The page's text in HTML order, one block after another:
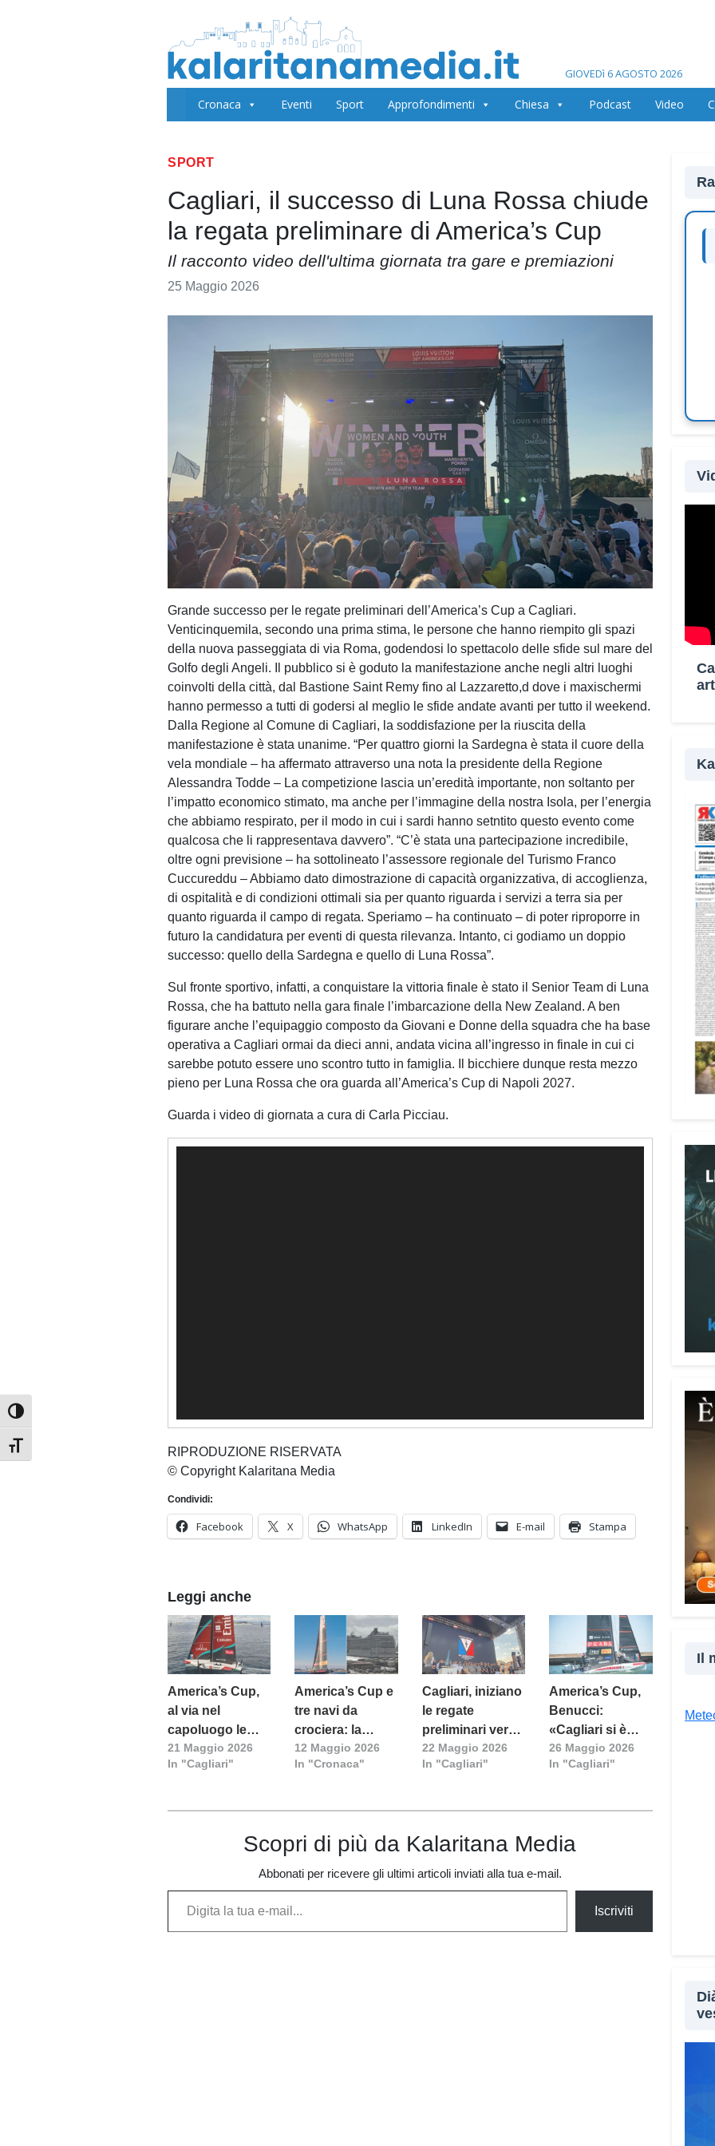
Attiva/disattiva alto contrasto
Attiva/disattiva dimensione testo
GIOVEDì 6 AGOSTO 2026
Cronaca Eventi Sport Approfondimenti Chiesa Podcast Video
SPORT
Cagliari, il successo di Luna Rossa chiude
la regata preliminare di America’s Cup
Il racconto video dell'ultima giornata tra gare e premiazioni
25 Maggio 2026
Grande successo per le regate preliminari dell’America’s Cup a Cagliari.
Venticinquemila, secondo una prima stima, le persone che hanno riempito gli spazi
della nuova passeggiata di via Roma, godendosi lo spettacolo delle sfide sul mare del
Golfo degli Angeli. Il pubblico si è goduto la manifestazione anche negli altri luoghi
coinvolti della città, dal Bastione Saint Remy fino al Lazzaretto,d dove i maxischermi
hanno permesso a tutti di godersi al meglio le sfide andate avanti per tutto il weekend.
Dalla Regione al Comune di Cagliari, la soddisfazione per la riuscita della
manifestazione è stata unanime. “Per quattro giorni la Sardegna è stata il cuore della
vela mondiale – ha affermato attraverso una nota la presidente della Regione
Alessandra Todde – La competizione lascia un’eredità importante, non soltanto per
l’impatto economico stimato, ma anche per l’immagine della nostra Isola, per l’energia
che abbiamo respirato, per il modo in cui i sardi hanno setntito questo evento come
qualcosa che li rappresentava davvero”. “C’è stata una partecipazione incredibile,
oltre ogni previsione – ha sottolineato l’assessore regionale del Turismo Franco
Cuccureddu – Abbiamo dato dimostrazione di capacità organizzativa, di accoglienza,
di ospitalità e di condizioni ottimali sia per quanto riguarda i servizi a terra sia per
quanto riguarda il campo di regata. Speriamo – ha continuato – di poter riproporre in
futuro la candidatura per eventi di questa rilevanza. Intanto, ci godiamo un doppio
successo: quello della Sardegna e quello di Luna Rossa”.
Sul fronte sportivo, infatti, a conquistare la vittoria finale è stato il Senior Team di Luna
Rossa, che ha battuto nella gara finale l’imbarcazione della New Zealand. A ben
figurare anche l’equipaggio composto da Giovani e Donne della squadra che ha base
operativa a Cagliari ormai da dieci anni, andata vicina all’ingresso in finale in cui ci
sarebbe potuto essere uno scontro tutto in famiglia. Il bicchiere dunque resta mezzo
pieno per Luna Rossa che ora guarda all’America’s Cup di Napoli 2027.
Guarda i video di giornata a cura di Carla Picciau.
RIPRODUZIONE RISERVATA
© Copyright Kalaritana Media
Condividi:
Facebook X WhatsApp LinkedIn E-mail Stampa
Leggi anche
America’s Cup,
al via nel
capoluogo le
regate
preliminari della
21 Maggio 2026
In "Cagliari"
America’s Cup e
tre navi da
crociera: la
stagione
turistica di
12 Maggio 2026
In "Cronaca"
Cagliari, iniziano
le regate
preliminari verso
l’America’s Cup
di Napoli
22 Maggio 2026
In "Cagliari"
America’s Cup,
Benucci:
«Cagliari si è
fatta trovare
pronta»
26 Maggio 2026
In "Cagliari"
Scopri di più da Kalaritana Media
Abbonati per ricevere gli ultimi articoli inviati alla tua e-mail.
Digita la tua e-mail...
Iscriviti
di
alle
mare
Il
il
che
una
fino
Il